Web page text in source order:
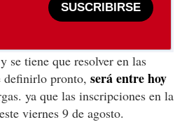
SUSCRIBIRSE
se tiene que resolver en las
definirlo pronto, será entre hoy
ya que las inscripciones en la
viernes 9 de agosto.